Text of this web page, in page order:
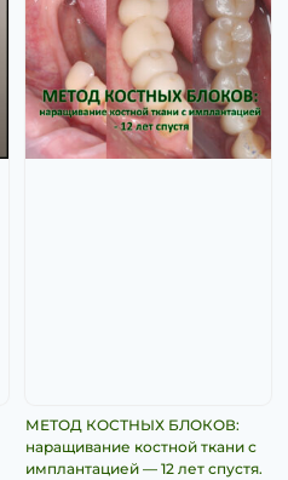
МЕТОД КОСТНЫХ БЛОКОВ:
наращивание костной ткани с
имплантацией — 12 лет спустя.